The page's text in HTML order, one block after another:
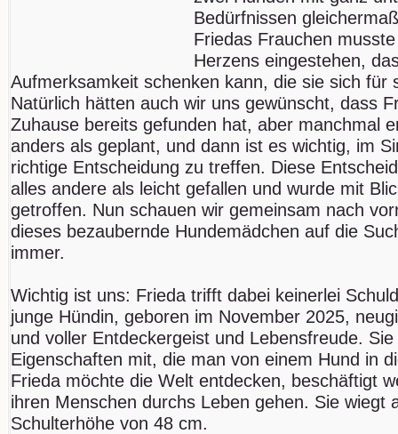
Bedürfnissen
Friedas Frauchen
Herzens eingestehen,
Aufmerksamkeit schenken kann, die sie sich für
Natürlich hätten auch wir uns gewünscht, dass
Zuhause bereits gefunden hat, aber manchmal
anders als geplant, und dann ist es wichtig, im
richtige Entscheidung zu treffen. Diese
alles andere als leicht gefallen und wurde mit
getroffen. Nun schauen wir gemeinsam nach
dieses bezaubernde Hundemädchen auf die
immer.
Wichtig ist uns: Frieda trifft dabei keinerlei
junge Hündin, geboren im November 2025,
und voller Entdeckergeist und Lebensfreude.
Eigenschaften mit, die man von einem Hund in
Frieda möchte die Welt entdecken, beschäftigt
ihren Menschen durchs Leben gehen. Sie wiegt
Schulterhöhe von 48 cm.